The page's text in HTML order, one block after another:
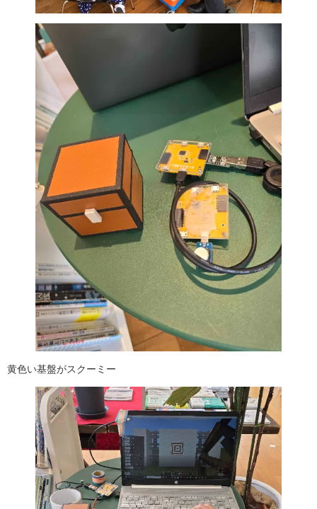
黄色い基盤がスクーミー